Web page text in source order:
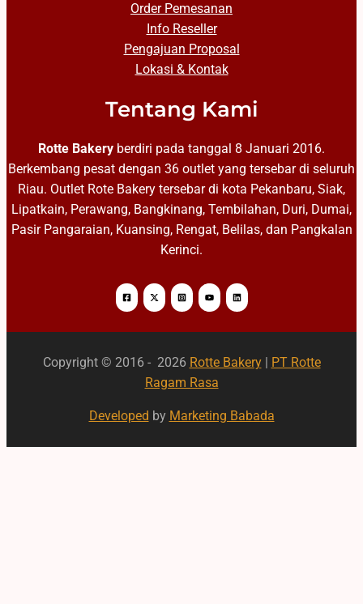
Order Pemesanan
Info Reseller
Pengajuan Proposal
Lokasi & Kontak
Tentang Kami
Rotte Bakery berdiri pada tanggal 8 Januari 2016.
Berkembang pesat dengan 36 outlet yang tersebar di seluruh
Riau. Outlet Rote Bakery tersebar di kota Pekanbaru, Siak,
Lipatkain, Perawang, Bangkinang, Tembilahan, Duri, Dumai,
Pasir Pangaraian, Kuansing, Rengat, Belilas, dan Pangkalan
Kerinci.
Copyright © 2016 - 2026 Rotte Bakery| PT Rotte
Ragam Rasa
Developed by Marketing Babada